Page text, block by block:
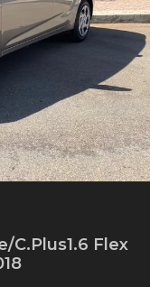
C.Plus1.6 Flex